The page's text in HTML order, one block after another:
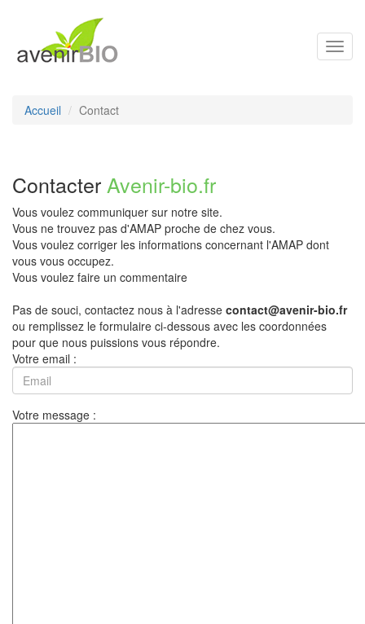
Accueil Contact
Contacter Avenir-bio.fr
Vous voulez communiquer sur notre site.
Vous ne trouvez pas d'AMAP proche de chez vous.
Vous voulez corriger les informations concernant l'AMAP dont
vous vous occupez.
Vous voulez faire un commentaire
Pas de souci, contactez nous à l'adresse contact@avenir-bio.fr
ou remplissez le formulaire ci-dessous avec les coordonnées
pour que nous puissions vous répondre.
Votre email :
Votre message :